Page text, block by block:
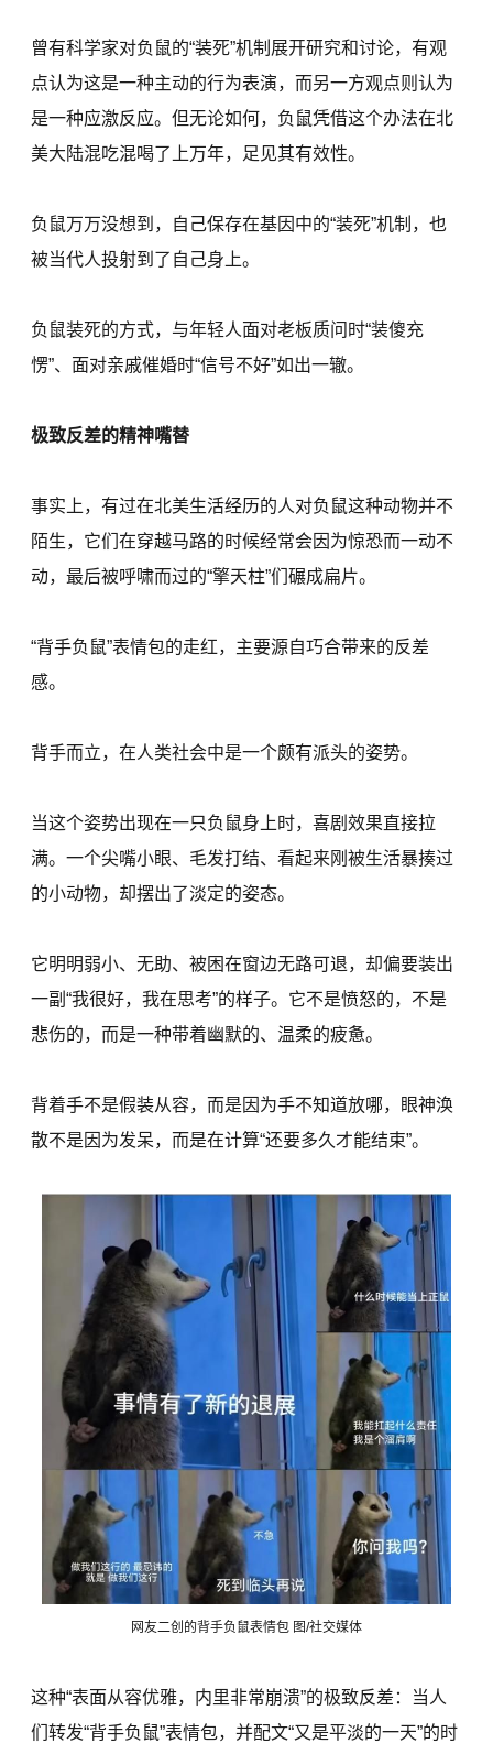
曾有科学家对负鼠的“装死”机制展开研究和讨论，有观
点认为这是一种主动的行为表演，而另一方观点则认为
是一种应激反应。但无论如何，负鼠凭借这个办法在北
美大陆混吃混喝了上万年，足见其有效性。
负鼠万万没想到，自己保存在基因中的“装死”机制，也
被当代人投射到了自己身上。
负鼠装死的方式，与年轻人面对老板质问时“装傻充
愣”、面对亲戚催婚时“信号不好”如出一辙。
极致反差的精神嘴替
事实上，有过在北美生活经历的人对负鼠这种动物并不
陌生，它们在穿越马路的时候经常会因为惊恐而一动不
动，最后被呼啸而过的“擎天柱”们碾成扁片。
“背手负鼠”表情包的走红，主要源自巧合带来的反差
感。
背手而立，在人类社会中是一个颇有派头的姿势。
当这个姿势出现在一只负鼠身上时，喜剧效果直接拉
满。一个尖嘴小眼、毛发打结、看起来刚被生活暴揍过
的小动物，却摆出了淡定的姿态。
它明明弱小、无助、被困在窗边无路可退，却偏要装出
一副“我很好，我在思考”的样子。它不是愤怒的，不是
悲伤的，而是一种带着幽默的、温柔的疲惫。
背着手不是假装从容，而是因为手不知道放哪，眼神涣
散不是因为发呆，而是在计算“还要多久才能结束”。
网友二创的背手负鼠表情包 图/社交媒体
这种“表面从容优雅，内里非常崩溃”的极致反差：当人
们转发“背手负鼠”表情包，并配文“又是平淡的一天”的时